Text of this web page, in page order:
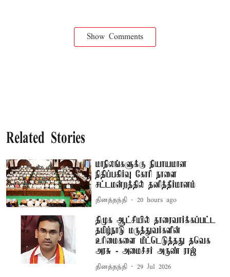
Show Comments
Related Stories
மாநிலங்களுக்கு நியாயமான
நிதிப்பகிர்வு கோரி நாளை
சட்டமன்றத்தில் தனித்தீர்மானம்
தினத்தந்தி 20 hours ago
திமுக ஆட்சியில் தாரைவார்க்கப்பட்ட
தமிழ்நாடு மருத்துவர்களின்
உரிமைகளை மீட்டெடுத்தது தவெக
அரசு - அமைச்சர் அருண் ராஜ்
தினத்தந்தி 29 Jul 2026